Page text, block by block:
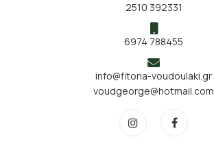
2510 392331
6974 788455
info@fitoria-voudoulaki.gr
voudgeorge@hotmail.com